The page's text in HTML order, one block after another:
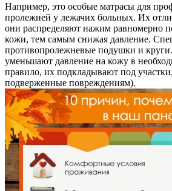
Например, это особые матрасы для
пролежней у лежачих больных. Их
они распределяют нажим равномерно
кожи, тем самым снижая давление.
противопролежневые подушки и
уменьшают давление на кожу в
правило, их подкладывают под
подверженные повреждениям).